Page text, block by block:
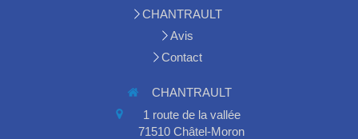
CHANTRAULT
Avis
Contact
CHANTRAULT
1 route de la vallée
71510 Châtel-Moron